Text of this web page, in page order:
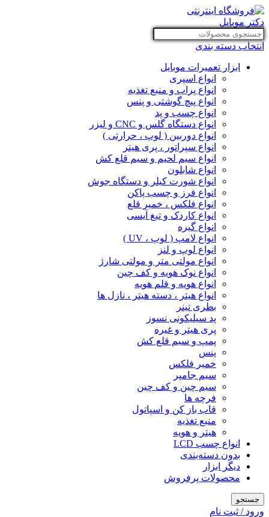
انتخاب دسته بندی
ابزار تعمیرات موبایل
انواع اسپری
انواع پراب و منبع تغذیه
انواع پیچ گوشتی و پنس
انواع چسب و پد
انواع دستگاه گلس و CNC و لیزر
انواع دوربین ( لوپ ، حرارتی )
انواع سپراتور ، پری هیتر
انواع سیم لحیم و سیم قلع کش
انواع شابلون
انواع شورت کیلر و دستگاه جوش
انواع فرز و چسب پاکن
انواع فلکس ، خمیر قلع
انواع کاردک و تیغ آیسی
انواع گیره
انواع لامپ ( لوپ ، UV )
انواع لوپ و لنز
انواع مولتی متر و مولتی شارژ
انواع نوک هویه و کف چین
انواع هویه و قلم هویه
انواع هیتر ، دسته هیتر ، نازل ها
بطری تینر
پد سیلیکونی نسوز
پری هیتر و غیره
پمپ و سیم قلع کش
پنس
خمیر فلکس
سیم جامپر
سیم چین و کف چین
فرچه ها
قاب باز کن و اسپاتول
منبع تغذیه
هیتر و هویه
انواع چسب LCD
بدون دسته‌بندی
دیگر ابزار
محصولات پرفروش
جستجو
ورود / ثبت نام